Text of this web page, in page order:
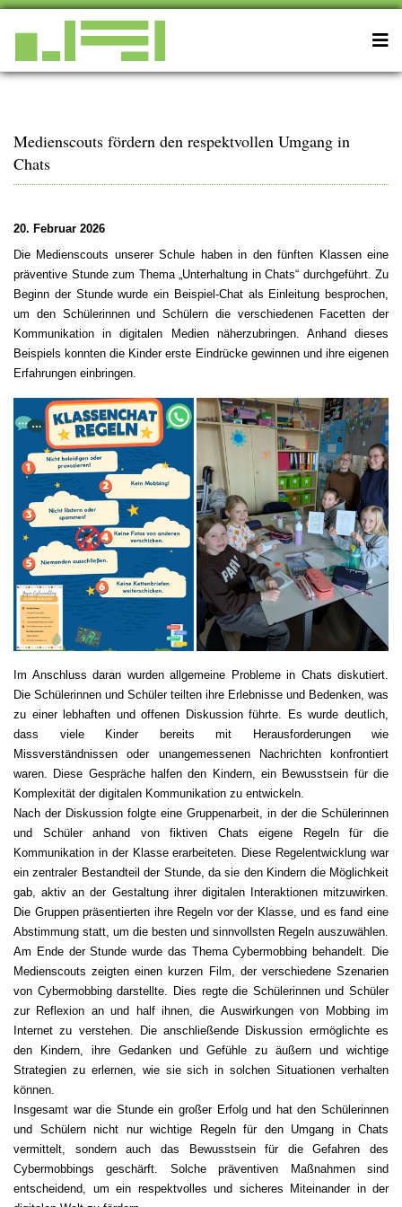
Medienscouts fördern den respektvollen Umgang in
Chats
20. Februar 2026
Die Medienscouts unserer Schule haben in den fünften Klassen eine
präventive Stunde zum Thema „Unterhaltung in Chats“ durchgeführt. Zu
Beginn der Stunde wurde ein Beispiel-Chat als Einleitung besprochen,
um den Schülerinnen und Schülern die verschiedenen Facetten der
Kommunikation in digitalen Medien näherzubringen. Anhand dieses
Beispiels konnten die Kinder erste Eindrücke gewinnen und ihre eigenen
Erfahrungen einbringen.
Im Anschluss daran wurden allgemeine Probleme in Chats diskutiert.
Die Schülerinnen und Schüler teilten ihre Erlebnisse und Bedenken, was
zu einer lebhaften und offenen Diskussion führte. Es wurde deutlich,
dass viele Kinder bereits mit Herausforderungen wie
Missverständnissen oder unangemessenen Nachrichten konfrontiert
waren. Diese Gespräche halfen den Kindern, ein Bewusstsein für die
Komplexität der digitalen Kommunikation zu entwickeln.
Nach der Diskussion folgte eine Gruppenarbeit, in der die Schülerinnen
und Schüler anhand von fiktiven Chats eigene Regeln für die
Kommunikation in der Klasse erarbeiteten. Diese Regelentwicklung war
ein zentraler Bestandteil der Stunde, da sie den Kindern die Möglichkeit
gab, aktiv an der Gestaltung ihrer digitalen Interaktionen mitzuwirken.
Die Gruppen präsentierten ihre Regeln vor der Klasse, und es fand eine
Abstimmung statt, um die besten und sinnvollsten Regeln auszuwählen.
Am Ende der Stunde wurde das Thema Cybermobbing behandelt. Die
Medienscouts zeigten einen kurzen Film, der verschiedene Szenarien
von Cybermobbing darstellte. Dies regte die Schülerinnen und Schüler
zur Reflexion an und half ihnen, die Auswirkungen von Mobbing im
Internet zu verstehen. Die anschließende Diskussion ermöglichte es
den Kindern, ihre Gedanken und Gefühle zu äußern und wichtige
Strategien zu erlernen, wie sie sich in solchen Situationen verhalten
können.
Insgesamt war die Stunde ein großer Erfolg und hat den Schülerinnen
und Schülern nicht nur wichtige Regeln für den Umgang in Chats
vermittelt, sondern auch das Bewusstsein für die Gefahren des
Cybermobbings geschärft. Solche präventiven Maßnahmen sind
entscheidend, um ein respektvolles und sicheres Miteinander in der